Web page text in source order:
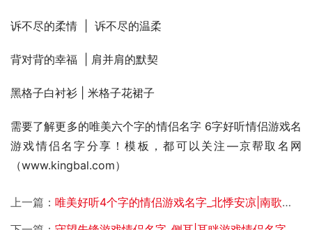
诉不尽的柔情  |  诉不尽的温柔
背对背的幸福  | 肩并肩的默契
黑格子白衬衫 | 米格子花裙子
需要了解更多的唯美六个字的情侣名字 6字好听情侣游戏名
游戏情侣名字分享！模板，都可以关注—京帮取名网
（www.kingbal.com）
上一篇： 唯美好听4个字的情侣游戏名字_北悸安凉|南歌初妤游戏情侣名字分享！